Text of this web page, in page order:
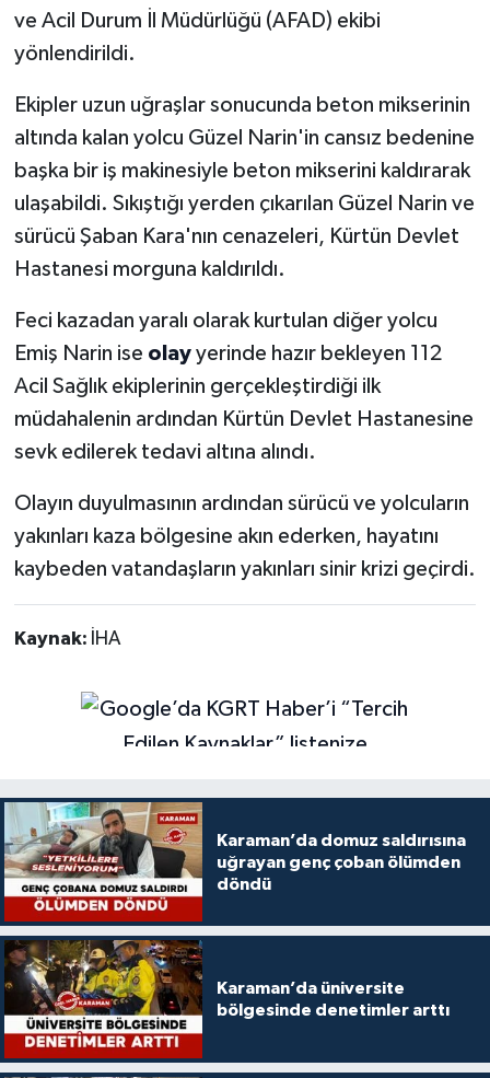
ve Acil Durum İl Müdürlüğü (AFAD) ekibi
yönlendirildi.
Ekipler uzun uğraşlar sonucunda beton mikserinin
altında kalan yolcu Güzel Narin'in cansız bedenine
başka bir iş makinesiyle beton mikserini kaldırarak
ulaşabildi. Sıkıştığı yerden çıkarılan Güzel Narin ve
sürücü Şaban Kara'nın cenazeleri, Kürtün Devlet
Hastanesi morguna kaldırıldı.
Feci kazadan yaralı olarak kurtulan diğer yolcu
Emiş Narin ise olay yerinde hazır bekleyen 112
Acil Sağlık ekiplerinin gerçekleştirdiği ilk
müdahalenin ardından Kürtün Devlet Hastanesine
sevk edilerek tedavi altına alındı.
Olayın duyulmasının ardından sürücü ve yolcuların
yakınları kaza bölgesine akın ederken, hayatını
kaybeden vatandaşların yakınları sinir krizi geçirdi.
Kaynak: İHA
Karaman’da domuz saldırısına
uğrayan genç çoban ölümden
döndü
Karaman’da üniversite
bölgesinde denetimler arttı